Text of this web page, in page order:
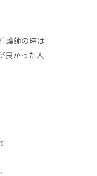
護師の時は
良かった人